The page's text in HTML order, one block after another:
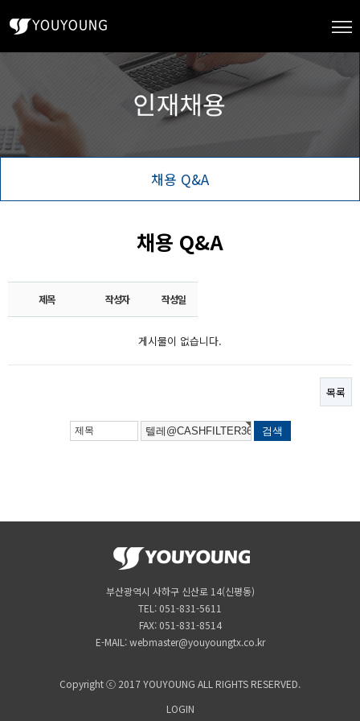
채용 Q&A
채용 Q&A
제목 작성자 작성일
게시물이 없습니다.
목록
부산광역시 사하구 신산로 14(신평동)
TEL: 051-831-5611
FAX: 051-831-8514
E-MAIL: webmaster@youyoungtx.co.kr
Copyright ⓒ 2017 YOUYOUNG ALL RIGHTS RESERVED.
LOGIN